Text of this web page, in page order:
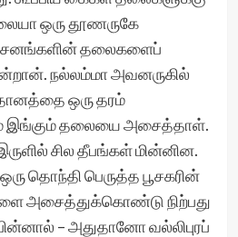
ஒரு தூணருகே
சனங்களின் தலைகளைப்
நல்லம்மா அவனருகில்
ஒரு தரம்
இங்கும் தலையை அசைத்தாள்.
சில தீபங்கள் மின்னின.
தொந்தி பெருத்த பூசகரின்
அசைத்துக்கொண்டு நிற்பது
– அதுதானோ வல்லிபுரப்